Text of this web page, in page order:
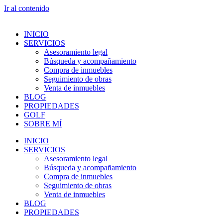
Ir al contenido
INICIO
SERVICIOS
Asesoramiento legal
Búsqueda y acompañamiento
Compra de inmuebles
Seguimiento de obras
Venta de inmuebles
BLOG
PROPIEDADES
GOLF
SOBRE MÍ
INICIO
SERVICIOS
Asesoramiento legal
Búsqueda y acompañamiento
Compra de inmuebles
Seguimiento de obras
Venta de inmuebles
BLOG
PROPIEDADES